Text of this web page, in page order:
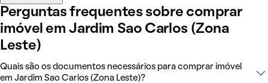
Perguntas frequentes sobre comprar
imóvel em Jardim Sao Carlos (Zona
Leste)
Quais são os documentos necessários para comprar imóvel
em Jardim Sao Carlos (Zona Leste)?